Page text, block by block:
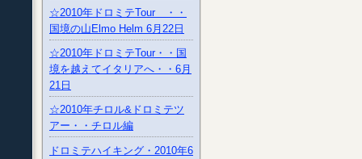
☆2010年ドロミテTour ・・
国境の山Elmo Helm 6月22日
☆2010年ドロミテTour・・国
境を越えてイタリアへ・・6月
21日
☆2010年チロル&ドロミテツ
アー・・チロル編
ドロミテハイキング・2010年6